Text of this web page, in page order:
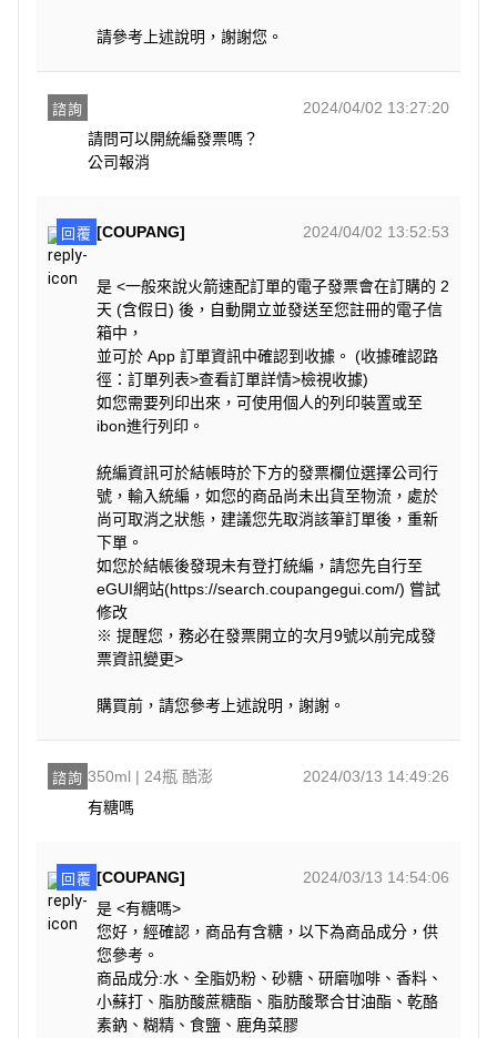
請參考上述說明，謝謝您。
諮詢
2024/04/02 13:27:20
請問可以開統編發票嗎？
公司報消
回覆 [COUPANG] 2024/04/02 13:52:53
是 <一般來說火箭速配訂單的電子發票會在訂購的 2
天 (含假日) 後，自動開立並發送至您註冊的電子信
箱中，
並可於 App 訂單資訊中確認到收據。 (收據確認路
徑：訂單列表>查看訂單詳情>檢視收據)
如您需要列印出來，可使用個人的列印裝置或至
ibon進行列印。
統編資訊可於結帳時於下方的發票欄位選擇公司行
號，輸入統編，如您的商品尚未出貨至物流，處於
尚可取消之狀態，建議您先取消該筆訂單後，重新
下單。
如您於結帳後發現未有登打統編，請您先自行至
eGUI網站(https://search.coupangegui.com/) 嘗試
修改
※ 提醒您，務必在發票開立的次月9號以前完成發
票資訊變更>
購買前，請您參考上述說明，謝謝。
諮詢 350ml | 24瓶 酷澎
2024/03/13 14:49:26
有糖嗎
回覆 [COUPANG]
2024/03/13 14:54:06
是 <有糖嗎>
您好，經確認，商品有含糖，以下為商品成分，供
您參考。
商品成分:水、全脂奶粉、砂糖、研磨咖啡、香料、
小蘇打、脂肪酸蔗糖酯、脂肪酸聚合甘油酯、乾酪
素鈉、糊精、食鹽、鹿角菜膠